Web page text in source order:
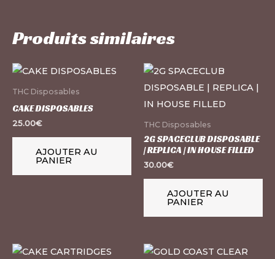
Produits similaires
THC Disposables
CAKE DISPOSABLES
25.00€
AJOUTER AU
PANIER
THC Disposables
2G SPACECLUB DISPOSABLE
| REPLICA | IN HOUSE FILLED
30.00€
AJOUTER AU
PANIER